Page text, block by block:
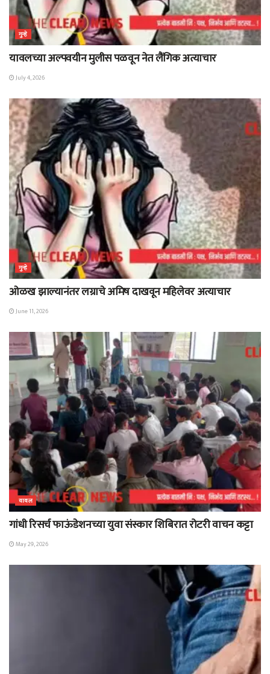
गुन्हे
यावलच्या अल्पवयीन मुलीस पळवून नेत लैंगिक अत्याचार
July 4, 2026
गुन्हे
ओळख झाल्यानंतर लग्राचे अमिष दाखवून महिलेवर अत्याचार
June 11, 2026
यावल
गांधी रिसर्च फाऊंडेशनच्या युवा संस्कार शिबिरात रोटरी वाचन कट्टा
May 29, 2026